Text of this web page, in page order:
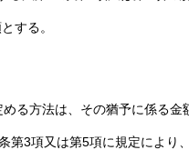
する。
る方法は、その猶予に係る金
第3項又は第5項に規定により